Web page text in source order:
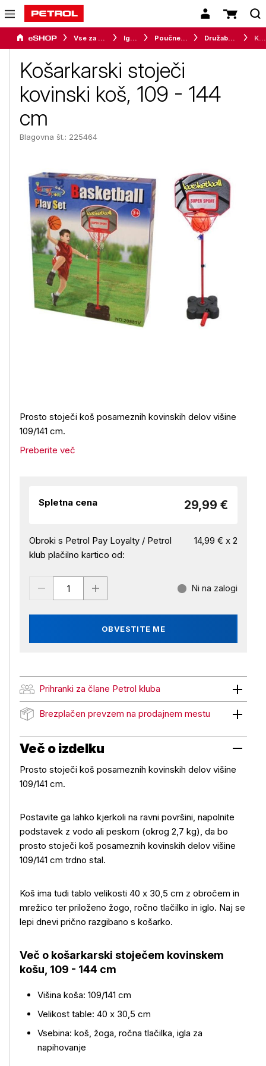
Vse za otroke Igrače Poučne in ustvarjalne igrače Družabne igre
Košarkarski stoječi
kovinski koš, 109 - 144
cm
Blagovna št.: 225464
Prosto stoječi koš posameznih kovinskih delov višine
109/141 cm.
Preberite več
Spletna cena 29,99 €
Obroki s Petrol Pay Loyalty / Petrol
klub plačilno kartico od:
14,99 € x 2
OBVESTITE ME
Ni na zalogi
Prihranki za člane Petrol kluba
Prihranki za člane Petrol kluba
Brezplačen prevzem na prodajnem mestu
Brezplačen prevzem na prodajnem mestu
Več o izdelku
Več o izdelku
Prosto stoječi koš posameznih kovinskih delov višine
109/141 cm.
Postavite ga lahko kjerkoli na ravni površini, napolnite
podstavek z vodo ali peskom (okrog 2,7 kg), da bo
prosto stoječi koš posameznih kovinskih delov višine
109/141 cm trdno stal.
Koš ima tudi tablo velikosti 40 x 30,5 cm z obročem in
mrežico ter priloženo žogo, ročno tlačilko in iglo. Naj se
lepi dnevi prično razgibano s košarko.
Več o košarkarski stoječem kovinskem
košu, 109 - 144 cm
Višina koša: 109/141 cm
Velikost table: 40 x 30,5 cm
Vsebina: koš, žoga, ročna tlačilka, igla za
napihovanje